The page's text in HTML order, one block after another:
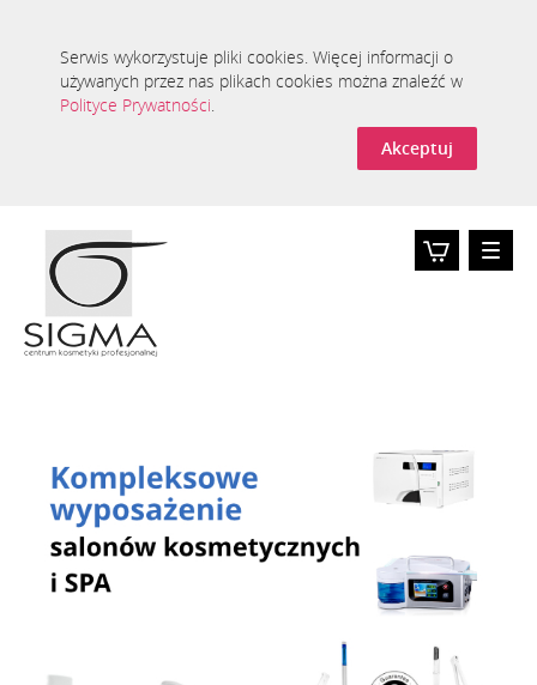
Serwis wykorzystuje pliki cookies. Więcej informacji o
używanych przez nas plikach cookies można znaleźć w
Polityce Prywatności.
Akceptuj
Toggle
Koszyk0